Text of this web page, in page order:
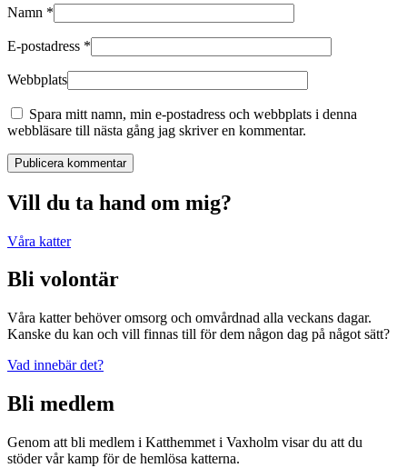
Namn *
E-postadress *
Webbplats
Spara mitt namn, min e-postadress och webbplats i denna
webbläsare till nästa gång jag skriver en kommentar.
Publicera kommentar
Vill du ta hand om mig?
Våra katter
Bli volontär
Våra katter behöver omsorg och omvårdnad alla veckans dagar.
Kanske du kan och vill finnas till för dem någon dag på något sätt?
Vad innebär det?
Bli medlem
Genom att bli medlem i Katthemmet i Vaxholm visar du att du
stöder vår kamp för de hemlösa katterna.